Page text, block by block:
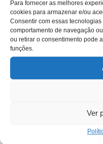
Para fornecer as melhores
cookies para armazenar e/ou
Consentir com essas
comportamento de navegação
ou retirar o consentimento pode
funções.
Ver
Consciencializar
originar distintas e
Comunicar de
falou da sua
perspetivas
de atuação), até à sua
seis filhos na preparação